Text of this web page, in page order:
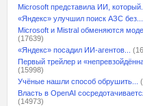
Microsoft представила ИИ, который...
«Яндекс» улучшил поиск АЗС без...
Microsoft и Mistral обменяются
(17639)
«Яндекс» посадил ИИ-агентов...
Первый трейлер и
(15998)
Учёные нашли способ обрушить...
Власть в OpenAI
(14973)